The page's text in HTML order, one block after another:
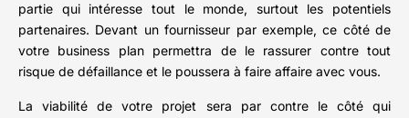
partie qui intéresse tout le monde, surtout les potentiels
partenaires. Devant un fournisseur par exemple, ce côté de
votre business plan permettra de le rassurer contre tout
risque de défaillance et le poussera à faire affaire avec vous.
La viabilité de votre projet sera par contre le côté qui